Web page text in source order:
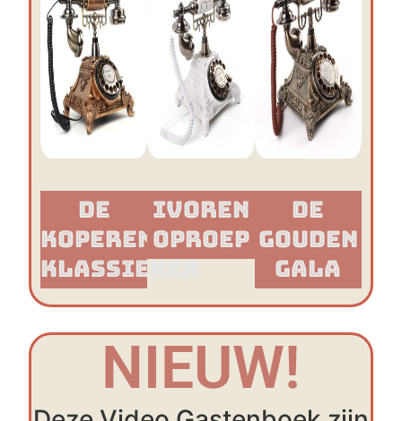
De
Koperen
Klassieker​
Ivoren
Oproep
De
Gouden
Gala
NIEUW!